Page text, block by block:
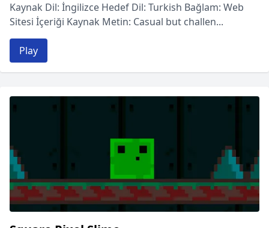
Kaynak Dil: İngilizce Hedef Dil: Turkish Bağlam: Web
Sitesi İçeriği Kaynak Metin: Casual but challen...
Play